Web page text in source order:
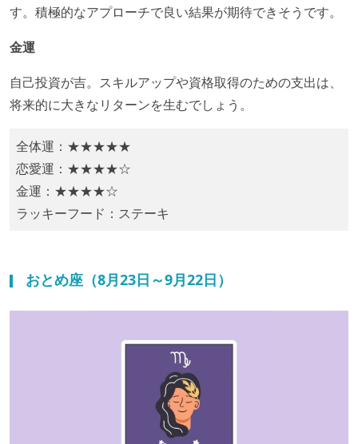
す。積極的なアプローチで良い結果が期待できそうです。​
金運
​自己投資が吉。スキルアップや資格取得のための支出は、
将来的に大きなリターンを生むでしょう。​
全体運：★★★★★
恋愛運：★★★★☆
金運：★★★★☆
ラッキーフード：​ステーキ
おとめ座（8月23日～9月22日）